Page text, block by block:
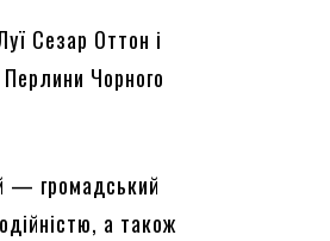
Сезар Оттон і
Чорного
— громадський
а також